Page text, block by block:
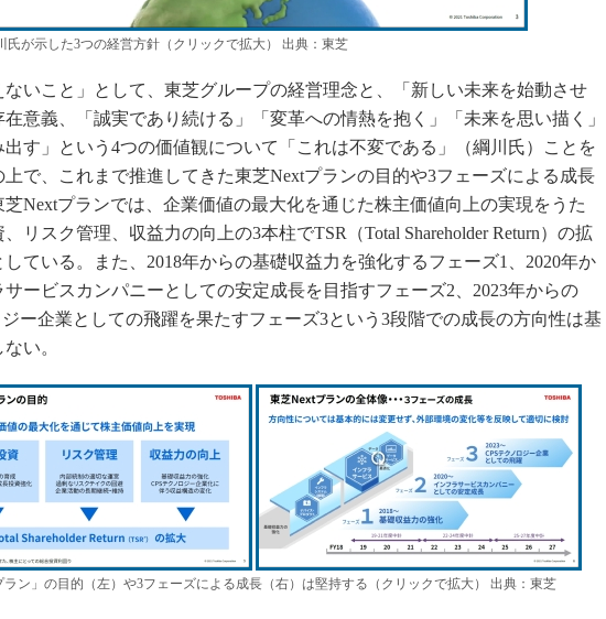
氏が示した3つの経営方針（クリックで拡大） 出典：東芝
いこと」として、東芝グループの経営理念と、「新しい未来を始動させ
在意義、「誠実であり続ける」「変革への情熱を抱く」「未来を思い描く」
出す」という4つの価値観について「これは不変である」（綱川氏）ことを
上で、これまで推進してきた東芝Nextプランの目的や3フェーズによる成長
芝Nextプランでは、企業価値の最大化を通じた株主価値向上の実現をうた
リスク管理、収益力の向上の3本柱でTSR（Total Shareholder Return）の拡
ている。また、2018年からの基礎収益力を強化するフェーズ1、2020年か
サービスカンパニーとしての安定成長を目指すフェーズ2、2023年からの
ジー企業としての飛躍を果たすフェーズ3という3段階での成長の方向性は基
い。
ラン」の目的（左）や3フェーズによる成長（右）は堅持する（クリックで拡大） 出典：東芝